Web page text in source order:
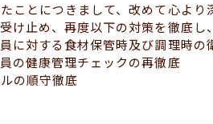
ことにつきまして、改めて心より
け止め、再度以下の対策を徹底し
に対する食材保管時及び調理時の
の健康管理チェックの再徹底
の順守徹底